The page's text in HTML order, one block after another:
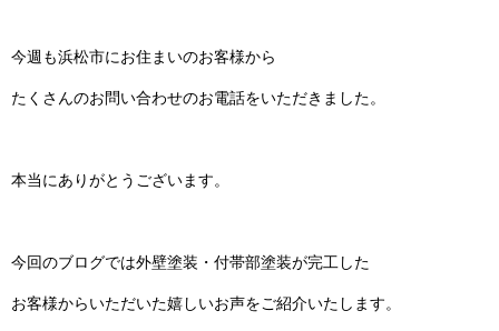
今週も浜松市にお住まいのお客様から
たくさんのお問い合わせのお電話をいただきました。
本当にありがとうございます。
今回のブログでは外壁塗装・付帯部塗装が完工した
お客様からいただいた嬉しいお声をご紹介いたします。